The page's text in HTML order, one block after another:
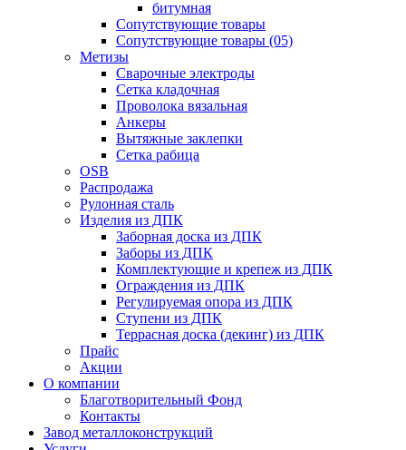
битумная
Сопутствующие товары
Сопутствующие товары (05)
Метизы
Сварочные электроды
Сетка кладочная
Проволока вязальная
Анкеры
Вытяжные заклепки
Сетка рабица
OSB
Распродажа
Рулонная сталь
Изделия из ДПК
Заборная доска из ДПК
Заборы из ДПК
Комплектующие и крепеж из ДПК
Ограждения из ДПК
Регулируемая опора из ДПК
Ступени из ДПК
Террасная доска (декинг) из ДПК
Прайс
Акции
О компании
Благотворительный Фонд
Контакты
Завод металлоконструкций